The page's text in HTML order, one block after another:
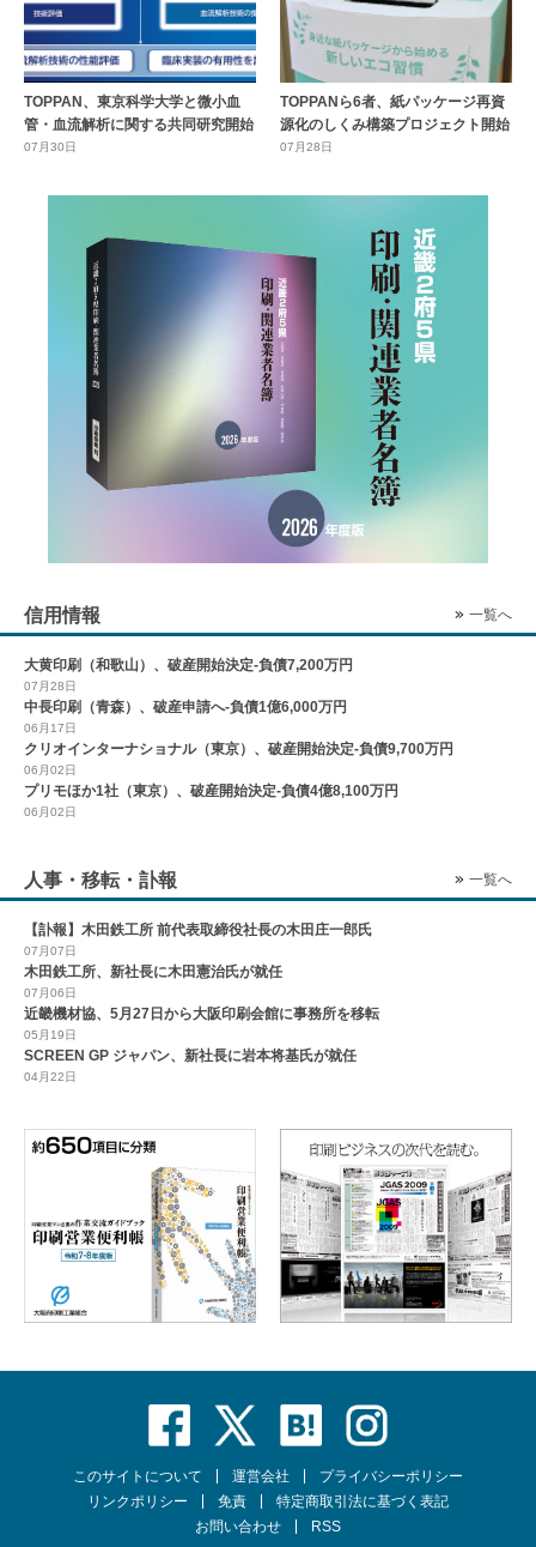
TOPPAN、東京科学大学と微小血
管・血流解析に関する共同研究開始
07月30日
TOPPANら6者、紙パッケージ再資
源化のしくみ構築プロジェクト開始
07月28日
信用情報 一覧へ
大黄印刷（和歌山）、破産開始決定-負債7,200万円
07月28日
中長印刷（青森）、破産申請へ-負債1億6,000万円
06月17日
クリオインターナショナル（東京）、破産開始決定-負債9,700万円
06月02日
プリモほか1社（東京）、破産開始決定-負債4億8,100万円
06月02日
人事・移転・訃報 一覧へ
【訃報】木田鉄工所 前代表取締役社長の木田庄一郎氏
07月07日
木田鉄工所、新社長に木田憲治氏が就任
07月06日
近畿機材協、5月27日から大阪印刷会館に事務所を移転
05月19日
SCREEN GP ジャパン、新社長に岩本将基氏が就任
04月22日
このサイトについて 運営会社
プライバシーポリシー
リンクポリシー
免責
特定商取引法に基づく表記
お問い合わせ
RSS